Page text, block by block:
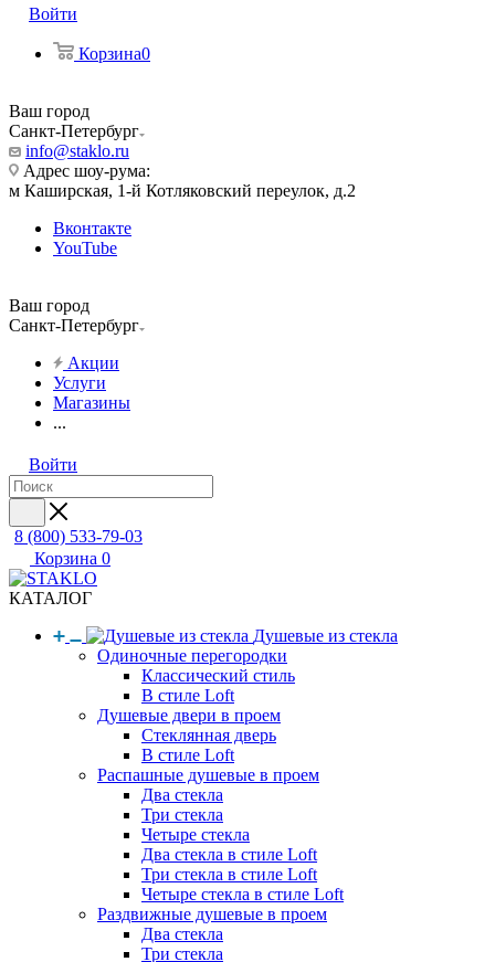
Войти
Корзина0
Ваш город
Санкт-Петербург
info@staklo.ru
Адрес шоу-рума:
м Каширская, 1-й Котляковский переулок, д.2
Вконтакте
YouTube
Ваш город
Санкт-Петербург
Акции
Услуги
Магазины
...
Войти
8 (800) 533-79-03
Корзина 0
КАТАЛОГ
Душевые из стекла
Одиночные перегородки
Классический стиль
В стиле Loft
Душевые двери в проем
Стеклянная дверь
В стиле Loft
Распашные душевые в проем
Два стекла
Три стекла
Четыре стекла
Два стекла в стиле Loft
Три стекла в стиле Loft
Четыре стекла в стиле Loft
Раздвижные душевые в проем
Два стекла
Три стекла